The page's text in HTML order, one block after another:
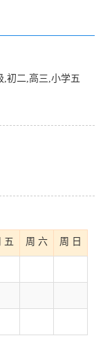
,初二,高三,小学五
五 周 六 周 日